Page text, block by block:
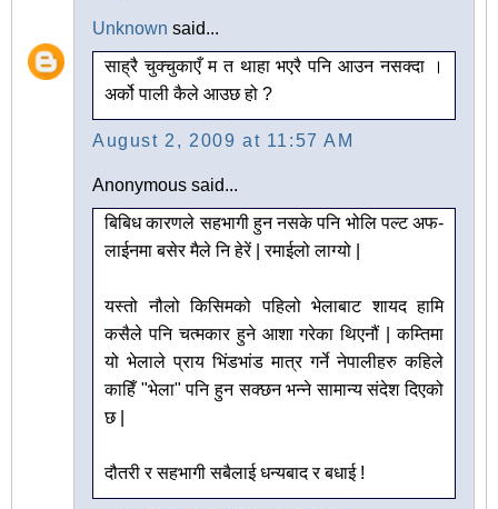
Unknown said...
साह्रै चुक्चुकाएँ म त थाहा भएरै पनि आउन नसक्दा ।
अर्को पाली कैले आउछ हो ?
August 2, 2009 at 11:57 AM
Anonymous said...
बिबिध कारणले सहभागी हुन नसके पनि भोलि पल्ट अफ-
लाईनमा बसेर मैले नि हेरें | रमाईलो लाग्यो |
यस्तो नौलो किसिमको पहिलो भेलाबाट शायद हामि
कसैले पनि चत्मकार हुने आशा गरेका थिएनौं | कम्तिमा
यो भेलाले प्राय भिंडभांड मात्र गर्ने नेपालीहरु कहिले
काहिँ "भेला" पनि हुन सक्छन भन्ने सामान्य संदेश दिएको
छ |
दौतरी र सहभागी सबैलाई धन्यबाद र बधाई !